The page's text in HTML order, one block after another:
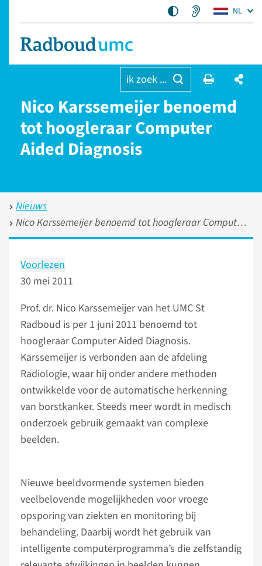
NL
ik zoek ...
Nico Karssemeijer benoemd
tot hoogleraar Computer
Aided Diagnosis
Nieuws
Nico Karssemeijer benoemd tot hoogleraar Computer Aided Diagnosis
Voorlezen
30 mei 2011
Prof. dr. Nico Karssemeijer van het UMC St
Radboud is per 1 juni 2011 benoemd tot
hoogleraar Computer Aided Diagnosis.
Karssemeijer is verbonden aan de afdeling
Radiologie, waar hij onder andere methoden
ontwikkelde voor de automatische herkenning
van borstkanker. Steeds meer wordt in medisch
onderzoek gebruik gemaakt van complexe
beelden.
Nieuwe beeldvormende systemen bieden
veelbelovende mogelijkheden voor vroege
opsporing van ziekten en monitoring bij
behandeling. Daarbij wordt het gebruik van
intelligente computerprogramma’s die zelfstandig